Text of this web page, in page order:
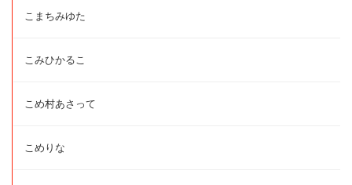
こまちみゆた
こみひかるこ
こめ村あさって
こめりな